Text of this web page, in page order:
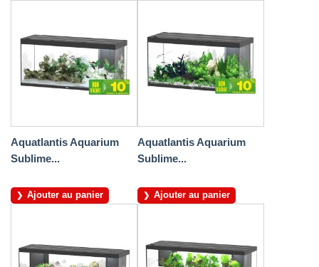
Aquatlantis Aquarium
Sublime...
Ajouter au panier
Aquatlantis Aquarium
Sublime...
Ajouter au panier